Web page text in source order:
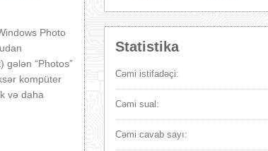
Photo
gələn “Photos”
kompüter
və daha
Statistika
Cəmi istifadəçi:
Cəmi sual:
Cəmi cavab sayı: